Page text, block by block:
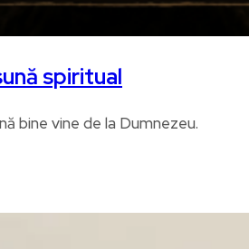
spiritual
bine vine de la Dumnezeu.